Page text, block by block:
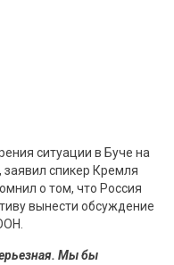
ситуации в Буче на
спикер Кремля
о том, что Россия
вынести обсуждение
Мы бы